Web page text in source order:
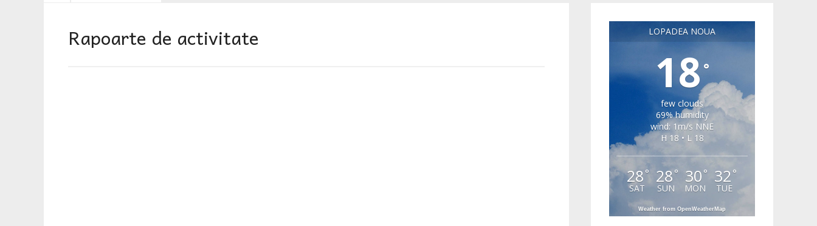
Rapoarte de activitate LOPADEA NOUA
18°
few clouds
69% humidity
wind: 1m/s NNE
H 18 • L 18
28 °
SAT
28 °
SUN
30 °
MON
32 °
TUE
Weather from OpenWeatherMap